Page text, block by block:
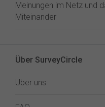
Meinungen im Netz und
Miteinander
Über SurveyCircle
Über uns